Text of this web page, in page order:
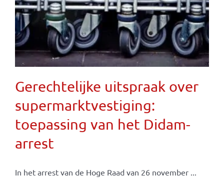
Gerechtelijke uitspraak over
supermarktvestiging:
toepassing van het Didam-
arrest
In het arrest van de Hoge Raad van 26 november ...